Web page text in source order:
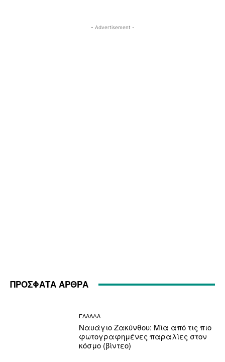
- Advertisement -
ΠΡΟΣΦΑΤΑ ΑΡΘΡΑ
ΕΛΛΑΔΑ
Ναυάγιο Ζακύνθου: Μία από τις πιο
φωτογραφημένες παραλίες στον
κόσμο (βίντεο)